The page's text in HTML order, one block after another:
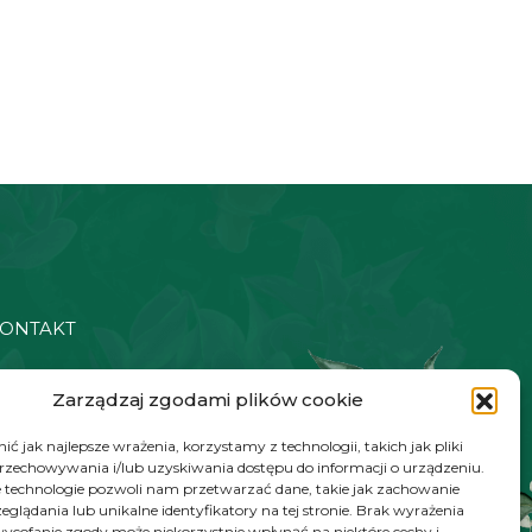
Zarządzaj zgodami plików cookie
jak najlepsze wrażenia, korzystamy z technologii, takich jak pliki
i/lub uzyskiwania dostępu do informacji o urządzeniu.
technologie pozwoli nam przetwarzać dane, takie jak zachowanie
lub unikalne identyfikatory na tej stronie. Brak wyrażenia